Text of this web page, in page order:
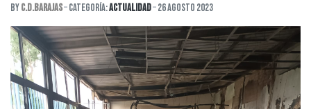
ByC.D.Barajas Categoría:Actualidad 26 Agosto 2023